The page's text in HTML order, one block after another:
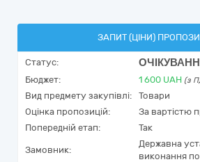
ЗАПИТ (ЦІНИ)
Статус:
Бюджет: 1 600 UAH (з
Вид предмету закупівлі:
Товари
Оцінка пропозицій:
За вартістю
Попередній етап:
Так
Замовник:
Державна
виконання